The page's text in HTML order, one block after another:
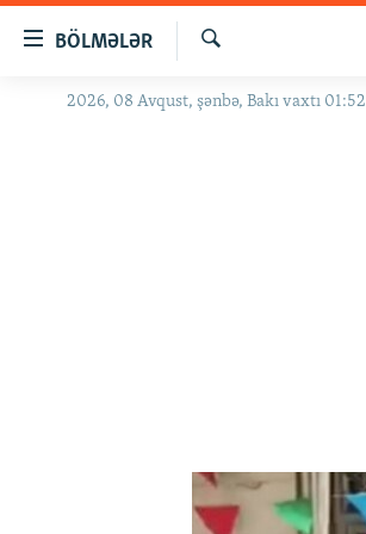
BÖLMƏLƏR
GÜNDƏM
Axtar
2026, 08 Avqust, şənbə, Bakı vaxtı 01:52